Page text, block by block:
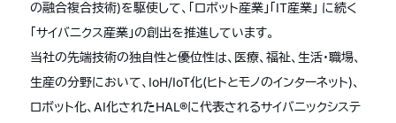
の融合複合技術)を駆使して、「ロボット産業」「IT産業」 に続く
「サイバニクス産業」の創出を推進しています。
当社の先端技術の独自性と優位性は、医療、福祉、生活・職場、
生産の分野において、IoH/IoT化(ヒトとモノのインターネット)、
ロボット化、AI化されたHAL®に代表されるサイバニックシステ